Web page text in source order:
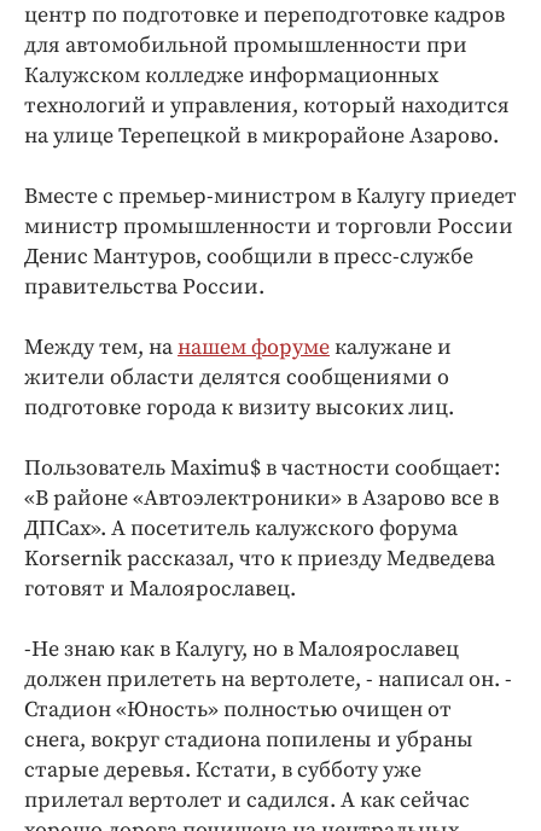
Издания
Медиаперсона
Интересное чтиво
Клиника года
Работодатель года
центр по подготовке и переподготовке кадров
для автомобильной промышленности при
Калужском колледже информационных
технологий и управления, который находится
на улице Терепецкой в микрорайоне Азарово.
Вместе с премьер-министром в Калугу приедет
министр промышленности и торговли России
Денис Мантуров, сообщили в пресс-службе
правительства России.
Между тем, нанашем форумекалужане и
жители области делятся сообщениями о
подготовке города к визиту высоких лиц.
Пользователь Maximu$ в частности сообщает:
«В районе «Автоэлектроники» в Азарово все в
ДПСах». А посетитель калужского форума
Korsernik рассказал, что к приезду Медведева
готовят и Малоярославец.
-Не знаю как в Калугу, но в Малоярославец
должен прилететь на вертолете, - написал он. -
Стадион «Юность» полностью очищен от
снега, вокруг стадиона попилены и убраны
старые деревья. Кстати, в субботу уже
прилетал вертолет и садился. А как сейчас